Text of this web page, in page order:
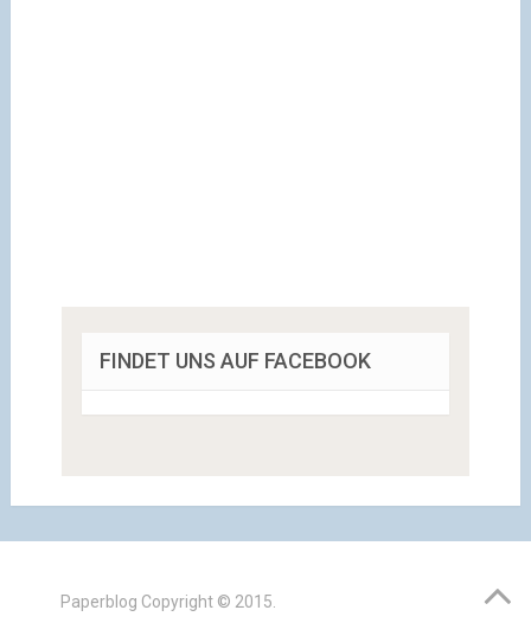
FINDET UNS AUF FACEBOOK
Paperblog Copyright © 2015.